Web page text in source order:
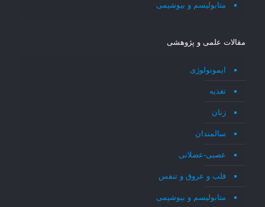
متابولیسم و بیوشیمی
مقالات علمی و پژوهشی
ایمونولوژی
تغذیه
زنان
سالمندان
عصبی-عضلانی
قلب و عروق و تنفس
متابولیسم و بیوشیمی